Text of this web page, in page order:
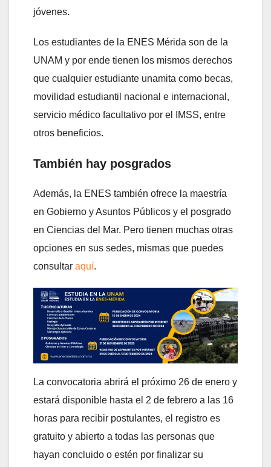
jóvenes.
Los estudiantes de la ENES Mérida son de la
UNAM y por ende tienen los mismos derechos
que cualquier estudiante unamita como becas,
movilidad estudiantil nacional e internacional,
servicio médico facultativo por el IMSS, entre
otros beneficios.
También hay posgrados
Además, la ENES también ofrece la maestría
en Gobierno y Asuntos Públicos y el posgrado
en Ciencias del Mar. Pero tienen muchas otras
opciones en sus sedes, mismas que puedes
consultar aquí.
La convocatoria abrirá el próximo 26 de enero y
estará disponible hasta el 2 de febrero a las 16
horas para recibir postulantes, el registro es
gratuito y abierto a todas las personas que
hayan concluido o estén por finalizar su